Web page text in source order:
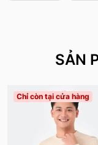
SẢN
Chỉ còn tại cửa hàng